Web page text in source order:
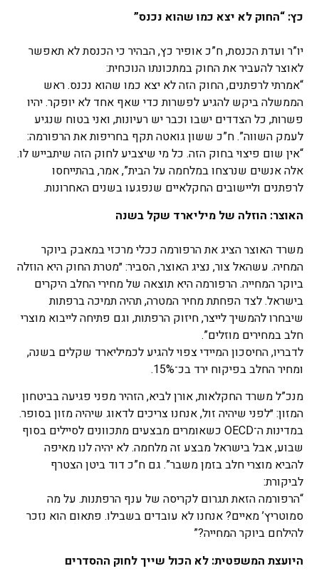
כץ: “החוק לא יצא כמו שהוא נכנס”
יו”ר ועדת הכנסת, ח”כ אופיר כץ, הבהיר כי הכנסת לא תאפשר
לאוצר להעביר את החוק במתכונתו הנוכחית:
“אמרתי לרפתנים, החוק הזה לא יצא כמו שהוא נכנס. ראש
הממשלה ביקש להגיע לפשרות כדי שאף אחד לא יופקר. יהיו
פשרות, כל הצדדים ישבו וכבר יש רעיונות, ואני בטוח שנגיע
לעמק השווה”. ח”כ ששון גואטה תקף בחריפות את הרפורמה:
“אין שום פיצוי בחוק הזה. כל מי שיצביע לחוק הזה שיתבייש לו.
אלה אנשים שנרצחו במלחמה על הבית”, אמר, בהתייחסו
לרפתנים וליישובים החקלאיים שנפגעו בשנים האחרונות.
האוצר: הוזלה של מיליארד שקל בשנה
משרד האוצר הציג את הרפורמה ככלי מרכזי במאבק ביוקר
המחיה. עשהאל צור, נציג האוצר, הסביר: ״מטרת החוק היא הוזלה
ביוקר המחייה. הרפורמה היא תוצאה של מחירי החלב היקרים
בישראל. לצד הפחתת מחיר המטרה, תהיה תמיכה ברפתות
שיבחרו להמשיך לייצר, חיזוק הרפתות, וגם פתיחה לייבוא מוצרי
חלב במחירים מוזלים”.
לדבריו, החיסכון המיידי צפוי להגיע לכמיליארד שקלים בשנה,
ומחיר החלב בפיקוח ירד בכ־15%.
מנכ”ל משרד החקלאות, אורן לביא, הזהיר מפני פגיעה בביטחון
המזון: ״לפני שיהיה זול, אנחנו צריכים לדאוג שיהיה מזון בסופר.
במדינות ה־OECD כשאומרים מבצעים מתכוונים לסיילים בסוף
שבוע, אבל בישראל מבצע זה מלחמה. לא יהיה לנו מאיפה
להביא מוצרי חלב בזמן משבר”. גם ח”כ דוד ביטן הצטרף
לביקורת:
“הרפורמה הזאת תגרום לקריסה של ענף הרפתנות. על מה
סמוטריץ’ מאיים? אנחנו לא עובדים בשבילו. פתאום הוא נזכר
להילחם ביוקר המחייה?”
היועצת המשפטית: לא הכול שייך לחוק ההסדרים